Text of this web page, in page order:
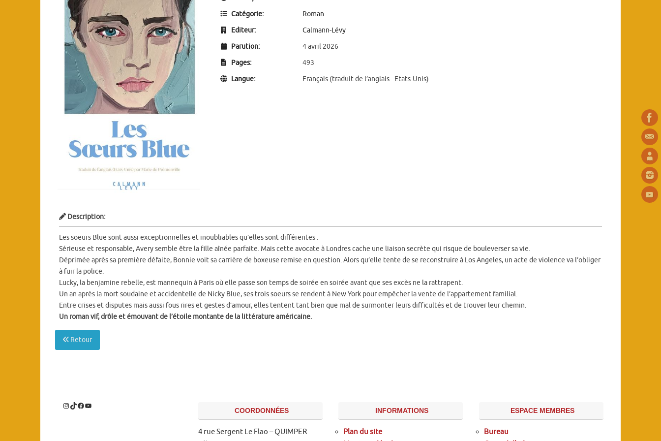
Catégorie:
Roman
Editeur:
Calmann-Lévy
Parution:
4 avril 2026
Pages:
493
Langue:
Français (traduit de l’anglais - Etats-Unis)
Description:
Les soeurs Blue sont aussi exceptionnelles et inoubliables qu’elles sont différentes :
Sérieuse et responsable, Avery semble être la fille aînée parfaite. Mais cette avocate à Londres cache une liaison secrète qui risque de bouleverser sa vie.
Déprimée après sa première défaite, Bonnie voit sa carrière de boxeuse remise en question. Alors qu’elle tente de se reconstruire à Los Angeles, un acte de violence va l’obliger
à fuir la police.
Lucky, la benjamine rebelle, est mannequin à Paris où elle passe son temps de soirée en soirée avant que ses excès ne la rattrapent.
Un an après la mort soudaine et accidentelle de Nicky Blue, ses trois soeurs se rendent à New York pour empêcher la vente de l’appartement familial.
Entre crises et disputes mais aussi fous rires et gestes d’amour, elles tentent tant bien que mal de surmonter leurs difficultés et de trouver leur chemin.
Un roman vif, drôle et émouvant de l’étoile montante de la littérature américaine.
Retour
COORDONNÉES
4 rue Sergent Le Flao – QUIMPER
INFORMATIONS
Plan du site
ESPACE MEMBRES
Bureau